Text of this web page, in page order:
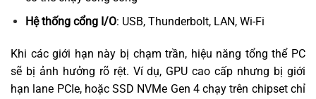
Hệ thống cổng I/O: USB, Thunderbolt, LAN, Wi-Fi
Khi các giới hạn này bị chạm trần, hiệu năng tổng thể PC
sẽ bị ảnh hưởng rõ rệt. Ví dụ, GPU cao cấp nhưng bị giới
hạn lane PCIe, hoặc SSD NVMe Gen 4 chạy trên chipset chỉ